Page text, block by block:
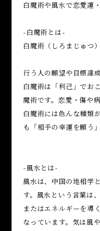
白魔術や風水で恋愛運
-白魔術とは-
白魔術（しろまじゅつ）
行う人の願望や目標達
白魔術は「利己」でお
魔術です。恋愛・傷や
白魔術には色んな種類
も「相手の幸運を願う
-風水とは-
風水は、中国の地相学
す。風水という言葉は
またはエネルギーを導
なっています。気は風